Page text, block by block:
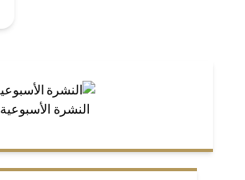
النشرة الأسبوعية